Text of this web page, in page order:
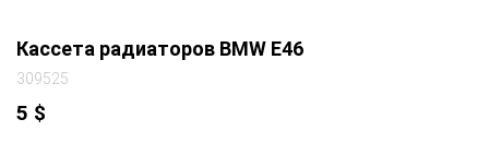
Кассета радиаторов BMW E46
309525
5 $